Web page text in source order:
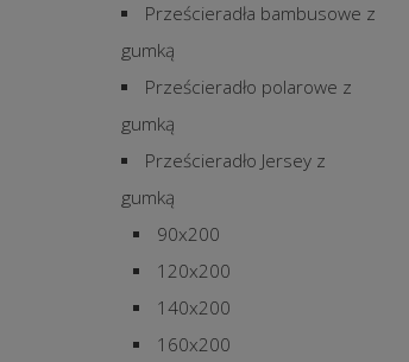
Prześcieradła bambusowe z
gumką
Prześcieradło polarowe z
gumką
Prześcieradło Jersey z
gumką
90x200
120x200
140x200
160x200